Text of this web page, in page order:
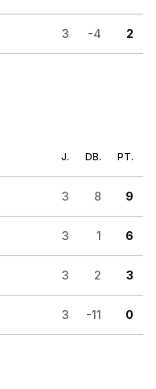
3 -4 2
J. DB. PT.
3 8 9
3 1 6
3 2 3
3 -11 0